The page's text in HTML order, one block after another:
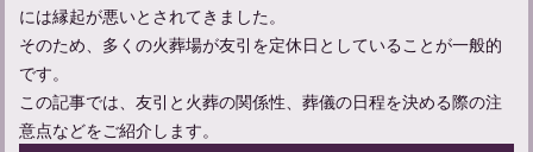
には縁起が悪いとされてきました。
そのため、多くの火葬場が友引を定休日としていることが一般的
です。
この記事では、友引と火葬の関係性、葬儀の日程を決める際の注
意点などをご紹介します。